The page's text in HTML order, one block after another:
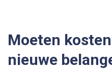
Moeten
nieuwe